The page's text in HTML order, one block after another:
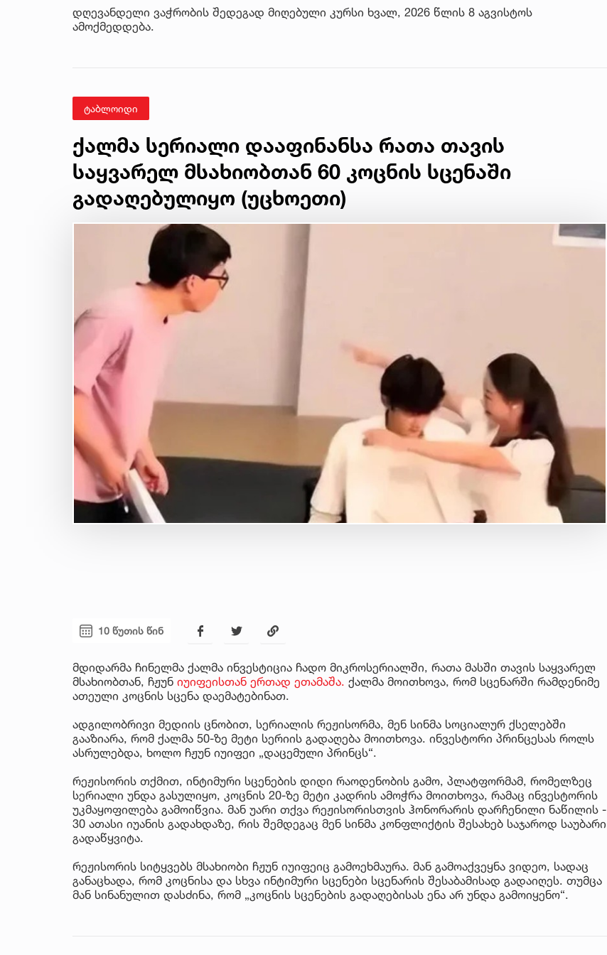
დღევანდელი ვაჭრობის შედეგად მიღებული კურსი ხვალ, 2026 წლის 8 აგვისტოს
ამოქმედდება.
ტაბლოიდი
ქალმა სერიალი დააფინანსა რათა თავის
საყვარელ მსახიობთან 60 კოცნის სცენაში
გადაღებულიყო (უცხოეთი)
10 წუთის წინ
მდიდარმა ჩინელმა ქალმა ინვესტიცია ჩადო მიკროსერიალში, რათა მასში თავის საყვარელ
მსახიობთან, ჩჟუნ იუიფეისთან ერთად ეთამაშა. ქალმა მოითხოვა, რომ სცენარში რამდენიმე
ათეული კოცნის სცენა დაემატებინათ.
ადგილობრივი მედიის ცნობით, სერიალის რეჟისორმა, მენ სინმა სოციალურ ქსელებში
გააზიარა, რომ ქალმა 50-ზე მეტი სერიის გადაღება მოითხოვა. ინვესტორი პრინცესას როლს
ასრულებდა, ხოლო ჩჟუნ იუიფეი „დაცემული პრინცს“.
რეჟისორის თქმით, ინტიმური სცენების დიდი რაოდენობის გამო, პლატფორმამ, რომელზეც
სერიალი უნდა გასულიყო, კოცნის 20-ზე მეტი კადრის ამოჭრა მოითხოვა, რამაც ინვესტორის
უკმაყოფილება გამოიწვია. მან უარი თქვა რეჟისორისთვის ჰონორარის დარჩენილი ნაწილის -
30 ათასი იუანის გადახდაზე, რის შემდეგაც მენ სინმა კონფლიქტის შესახებ საჯაროდ საუბარი
გადაწყვიტა.
რეჟისორის სიტყვებს მსახიობი ჩჟუნ იუიფეიც გამოეხმაურა. მან გამოაქვეყნა ვიდეო, სადაც
განაცხადა, რომ კოცნისა და სხვა ინტიმური სცენები სცენარის შესაბამისად გადაიღეს. თუმცა
მან სინანულით დასძინა, რომ „კოცნის სცენების გადაღებისას ენა არ უნდა გამოიყენო“.